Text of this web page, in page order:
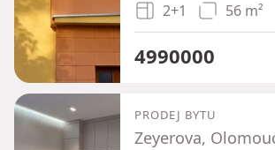
2+1 56 m²
4990000
PRODEJ BYTU